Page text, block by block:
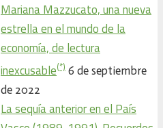
Mariana Mazzucato, una nueva
estrella en el mundo de la
economía, de lectura
inexcusable(*) 6 de septiembre
de 2022
La sequía anterior en el País